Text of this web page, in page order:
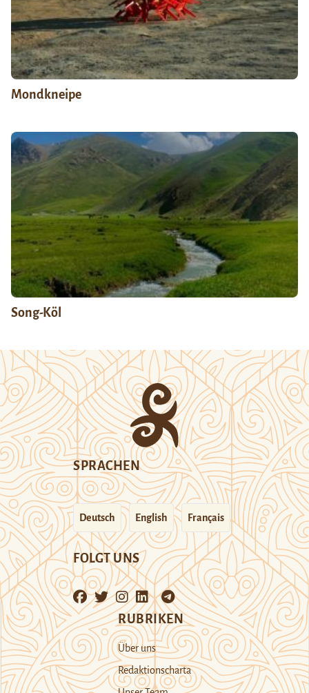
Mondkneipe
Song-Köl
SPRACHEN
Deutsch English Français
FOLGT UNS
RUBRIKEN
Über uns
Redaktionscharta